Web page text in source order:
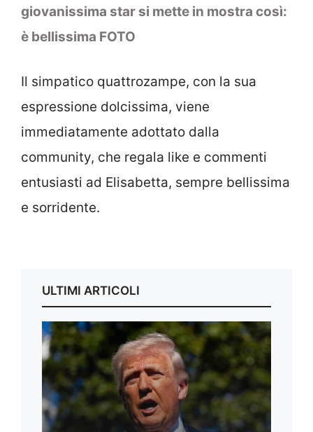
giovanissima star si mette in mostra così:
è bellissima FOTO
Il simpatico quattrozampe, con la sua
espressione dolcissima, viene
immediatamente adottato dalla
community, che regala like e commenti
entusiasti ad Elisabetta, sempre bellissima
e sorridente.
ULTIMI ARTICOLI